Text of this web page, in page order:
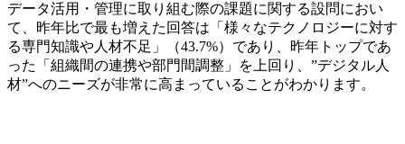
データ活用・管理に取り組む際の課題に関する設問におい
て、昨年比で最も増えた回答は「様々なテクノロジーに対す
る専門知識や人材不足」（43.7%）であり、昨年トップであ
った「組織間の連携や部門間調整」を上回り、”デジタル人
材”へのニーズが非常に高まっていることがわかります。